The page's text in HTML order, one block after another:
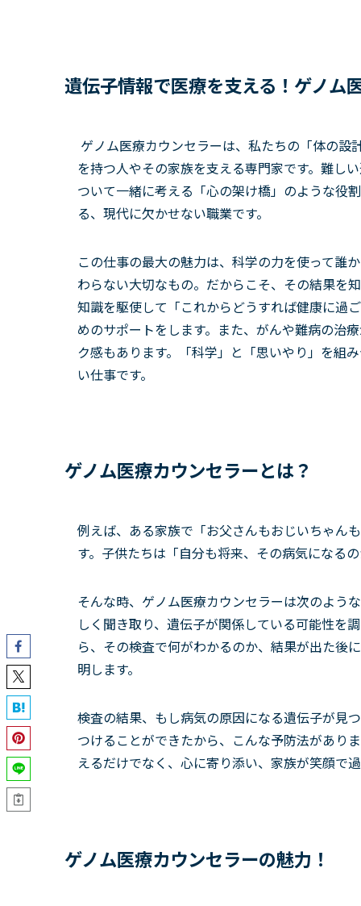
遺伝子情報で医療を支える！ゲノム
ゲノム医療カウンセラーは、私たちの「体の
を持つ人やその家族を支える専門家です。難し
ついて一緒に考える「心の架け橋」のような役
る、現代に欠かせない職業です。
この仕事の最大の魅力は、科学の力を使って誰
わらない大切なもの。だからこそ、その結果を
知識を駆使して「これからどうすれば健康に過
めのサポートをします。また、がんや難病の治
ク感もあります。「科学」と「思いやり」を組
い仕事です。
ゲノム医療カウンセラーとは？
例えば、ある家族で「お父さんもおじいちゃん
す。子供たちは「自分も将来、その病気になる
そんな時、ゲノム医療カウンセラーは次のよう
しく聞き取り、遺伝子が関係している可能性を
ら、その検査で何がわかるのか、結果が出た後
明します。
検査の結果、もし病気の原因になる遺伝子が見
つけることができたから、こんな予防法があり
えるだけでなく、心に寄り添い、家族が笑顔で
ゲノム医療カウンセラーの魅力！